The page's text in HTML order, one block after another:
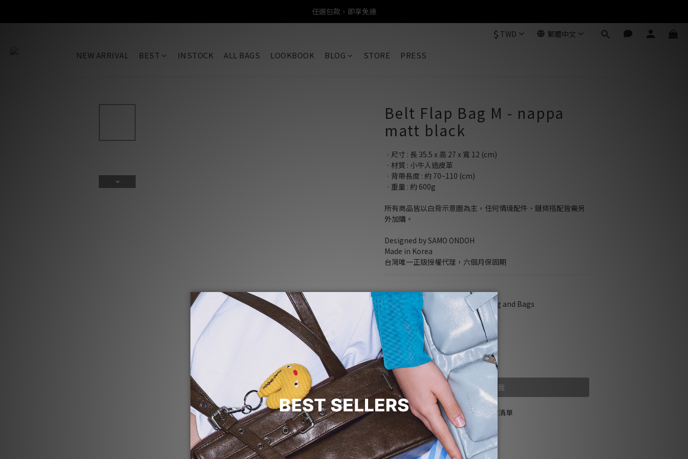
任選包款，即享免運
任選包款，即享免運
任選包款，即享免運
$ TWD 繁體中文
NEW ARRIVAL BEST INSTOCK ALL BAGS LOOKBOOK BLOG STORE PRESS
Belt Flap Bag M - nappa
matt black
ㆍ尺寸 : 長 35.5 x 高 27 x 寬 12 (cm)
ㆍ材質 : 小牛人造皮革
ㆍ背帶長度 : 約 70~110 (cm)
ㆍ重量 : 約 600g
所有商品皆以白背示意圖為主，任何情境配件、鏈條搭配皆需另
外加購。
Designed by SAMO ONDOH
Made in Korea
台灣唯一正版授權代理，六個月保固期
指定分類，Free Shipping for Bag and Bags
指定分類，5% off any bags
NT$4,870
售完
貨到通知我
加入追蹤清單